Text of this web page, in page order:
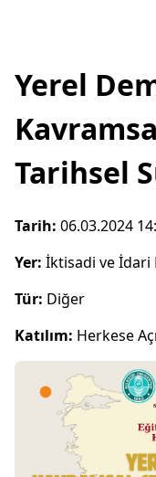
Yerel
Tarihsel
Tarih: 06.03.2024
Yer: İktisadi ve İdari
Tür: Diğer
Katılım: Herkese